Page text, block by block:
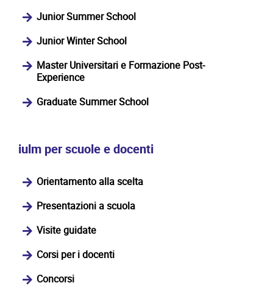
Junior Summer School
Junior Winter School
Master Universitari e Formazione Post-
Experience
Graduate Summer School
iulm per scuole e docenti
Orientamento alla scelta
Presentazioni a scuola
Visite guidate
Corsi per i docenti
Concorsi